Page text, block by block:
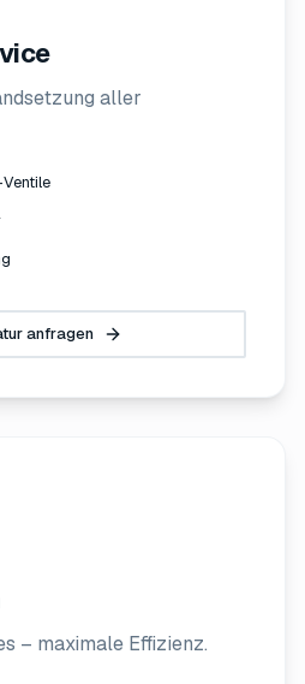
aller
anfragen
– maximale Effizienz.